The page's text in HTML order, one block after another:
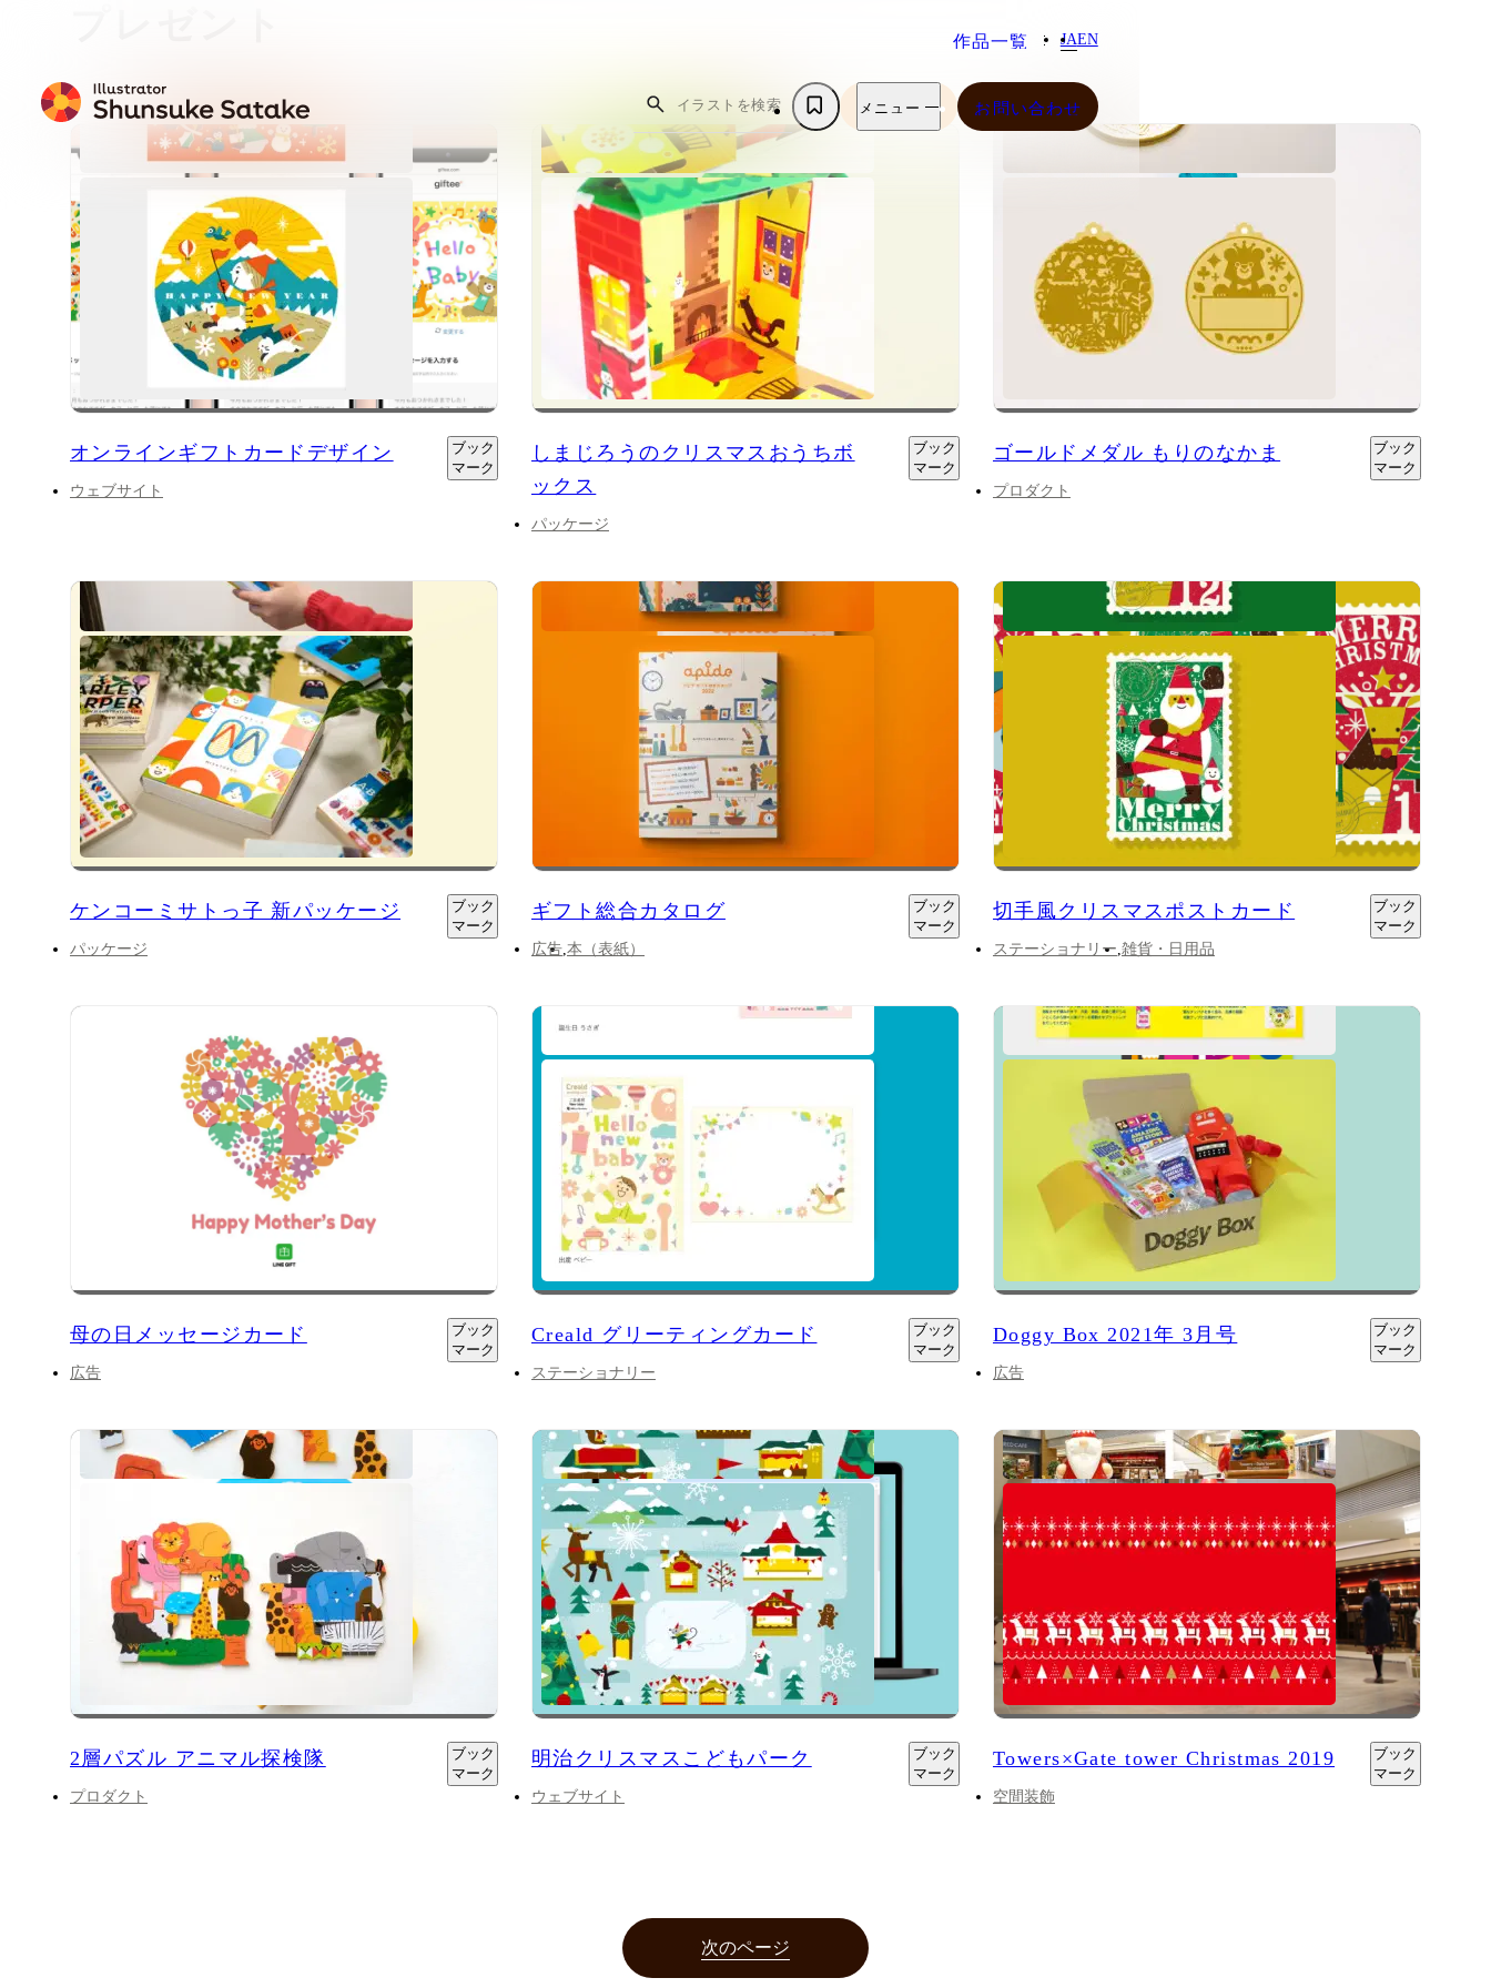
イラストを検索
メニュー
メニュー
お問い合わせ
お問い合わせ
作品一覧
JAEN
ホ
ー
ム
ー
ム
作品一覧
私について
私について
ブックマーク
ブックマーク
お知らせ
お知らせ
テーマ別おす
すめ作品
テーマ別おす
すめ作品
X（旧Twitter） Instagram Youtube
プレゼン
壁紙カレン
ド
オンラインギフトカードデザイン
ウェブサイト
ブック
マーク
しまじろうのクリスマスおうちボ
ックス
パッケージ
ブック
マーク
ゴールドメダル もりのなかま
プロダクト
ブック
マーク
ケンコーミサトっ子 新パッケージ
パッケージ
ブック
マーク
ギフト総合カタログ
広告 本（表紙）
ブック
マーク
切手風クリスマスポストカード
ステーショナリー 雑貨・日用品
ブック
マーク
母の日メッセージカード
広告
ブック
マーク
Creald グリーティングカード
ステーショナリー
ブック
マーク
Doggy Box 2021年 3月号
広告
ブック
マーク
2層パズル アニマル探検隊
プロダクト
ブック
マーク
明治クリスマスこどもパーク
ウェブサイト
ブック
マーク
Towers×Gate tower Christmas 2019
空間装飾
ブック
マーク
次のページ